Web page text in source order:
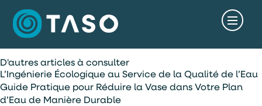
D'autres articles à consulter
L’Ingénierie Écologique au Service de la Qualité de l’Eau
Guide Pratique pour Réduire la Vase dans Votre Plan
d’Eau de Manière Durable